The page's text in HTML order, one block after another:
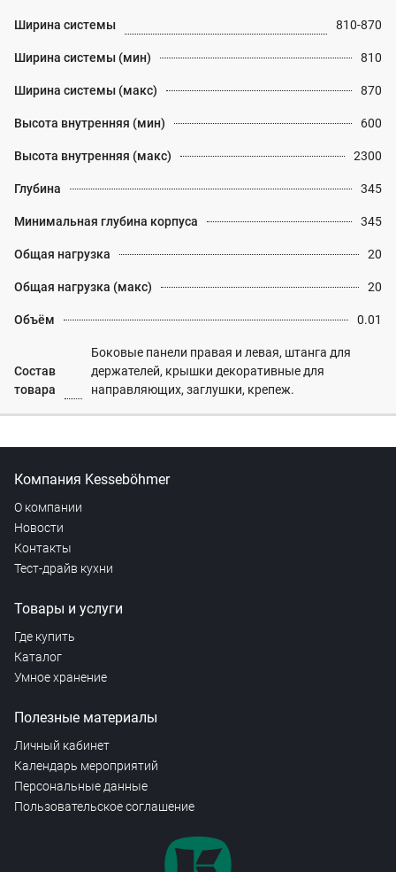
Ширина системы 810-870
Ширина системы (мин) 810
Ширина системы (макс) 870
Высота внутренняя (мин) 600
Высота внутренняя (макс) 2300
Глубина 345
Минимальная глубина корпуса 345
Общая нагрузка 20
Общая нагрузка (макс) 20
Объём 0.01
Состав
товара
Боковые панели правая и левая, штанга для
держателей, крышки декоративные для
направляющих, заглушки, крепеж.
Компания Kesseböhmer
О компании
Новости
Контакты
Тест-драйв кухни
Товары и услуги
Где купить
Каталог
Умное хранение
Полезные материалы
Личный кабинет
Календарь мероприятий
Персональные данные
Пользовательское соглашение